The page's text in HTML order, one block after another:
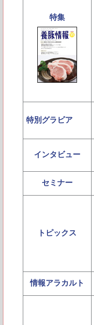
特集
特別グラビア
インタビュー
セミナー
トピックス
情報アラカルト